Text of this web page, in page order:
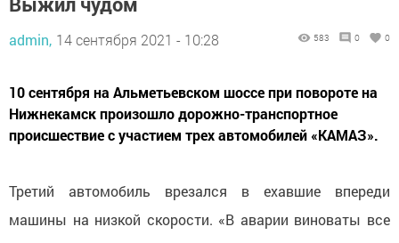
admin, 14 сентября 2021 - 10:28 583 0 0
10 сентября на Альметьевском шоссе при повороте на
Нижнекамск произошло дорожно-транспортное
происшествие с участием трех автомобилей «КАМАЗ».
Третий автомобиль врезался в ехавшие впереди
машины на низкой скорости. «В аварии виноваты все